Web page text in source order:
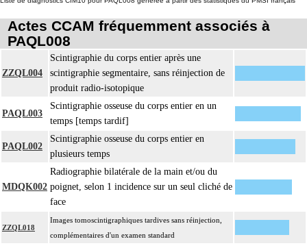
Actes CCAM fréquemment associés à
PAQL008
ZZQL004
Scintigraphie du corps entier après une
scintigraphie segmentaire, sans réinjection de
produit radio-isotopique
PAQL003
Scintigraphie osseuse du corps entier en un
temps [temps tardif]
PAQL002
Scintigraphie osseuse du corps entier en
plusieurs temps
MDQK002
Radiographie bilatérale de la main et/ou du
poignet, selon 1 incidence sur un seul cliché de
face
ZZQL018
Images tomoscintigraphiques tardives sans réinjection,
complémentaires d'un examen standard